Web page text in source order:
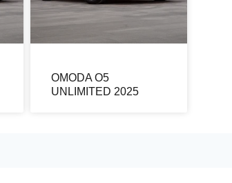
OMODA O5
UNLIMITED 2025